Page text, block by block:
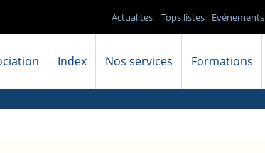
Evénements
Tops listes
Actualités
Index Nos services Formations